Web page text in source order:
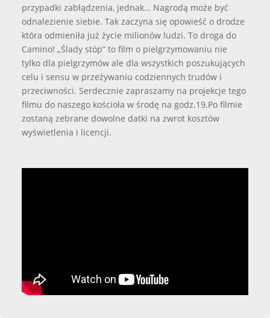
przypadki zabłądzenia, jednak… Nagrodą może być
odnalezienie siebie. Tak zaczyna się opowieść o drodze
która odmieniła już życie milionów ludzi. To droga do
Camino! „Ślady stóp” to film o pielgrzymowaniu nie
tylko dla pielgrzymów ale dla wszystkich poszukujących
celu i sensu w przeżywaniu codziennych trudów i
przeciwności. Serdecznie zapraszamy na projekcje tego
filmu do naszego kościoła w środę na godz.19.Po filmie
zostaną zebrane dowolne datki na zwrot kosztów
wyświetlenia i licencji.